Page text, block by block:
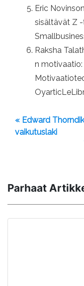
Eric
sisältävät Z -
Raksha
n motivaatio:
« Edward
vaikutuslaki
Parhaat